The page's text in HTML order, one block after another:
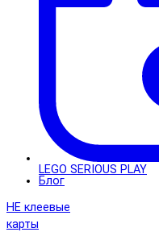
LEGO SERIOUS PLAY
Блог
НЕ клеевые
карты